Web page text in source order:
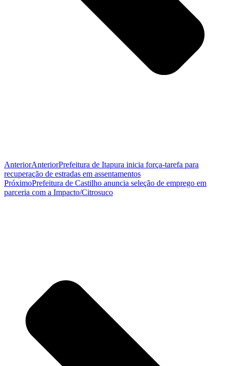
AnteriorAnteriorPrefeitura de Itapura inicia força-tarefa para
recuperação de estradas em assentamentos
PróximoPrefeitura de Castilho anuncia seleção de emprego em
parceria com a Impacto/Citrosuco